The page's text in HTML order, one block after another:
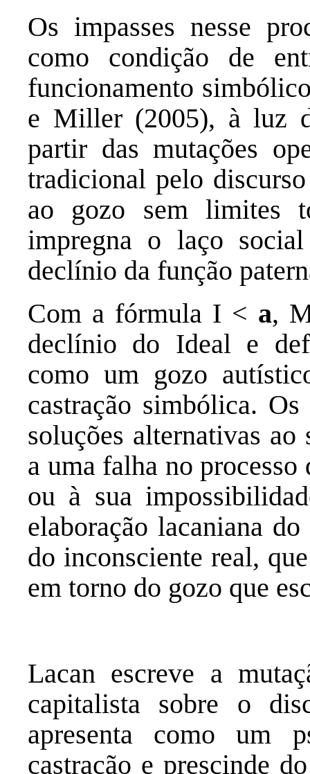
Os impasses nesse
como condição de
funcionamento
e Miller (2005), à luz
partir das mutações
tradicional pelo
ao gozo sem limites
impregna o laço
declínio da função
Com a fórmula I < a,
declínio do Ideal e
como um gozo
castração simbólica.
soluções alternativas
a uma falha no
ou à sua
elaboração lacaniana do
do inconsciente real,
em torno do gozo que
Lacan escreve a
capitalista sobre o
apresenta como um
castração e prescinde